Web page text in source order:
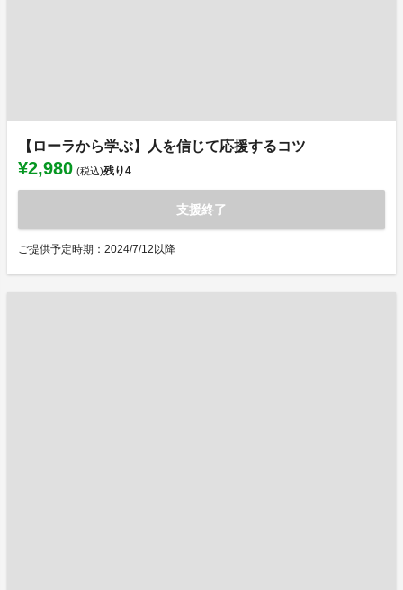
【ローラから学ぶ】人を信じて応援するコツ
¥2,980 (税込)残り4
支援終了
ご提供予定時期：2024/7/12以降